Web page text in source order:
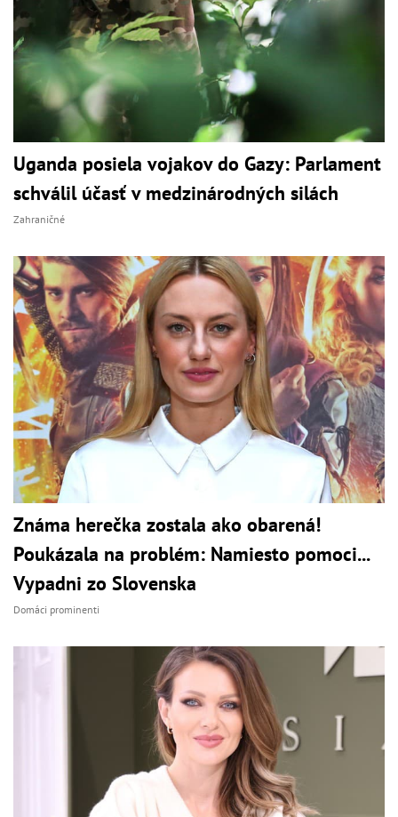
Uganda posiela vojakov do Gazy: Parlament
schválil účasť v medzinárodných silách
Zahraničné
Známa herečka zostala ako obarená!
Poukázala na problém: Namiesto pomoci...
Vypadni zo Slovenska
Domáci prominenti